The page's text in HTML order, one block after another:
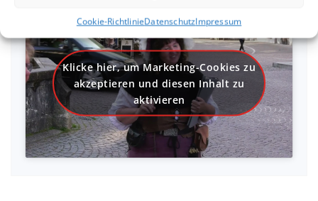
Cookie-RichtlinieDatenschutzImpressum
Klicke hier, um Marketing-Cookies zu
akzeptieren und diesen Inhalt zu
aktivieren